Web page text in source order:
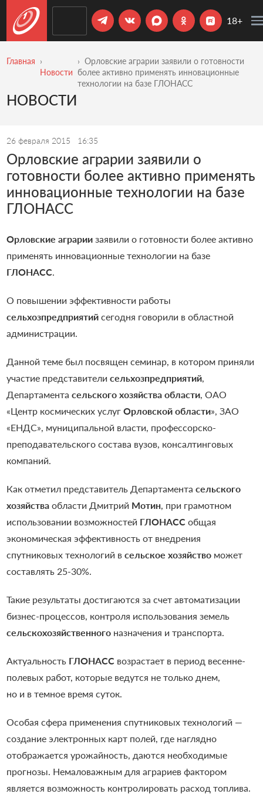
18+
Главная
Новости
Орловские аграрии заявили о готовности
более активно применять инновационные
технологии на базе ГЛОНАСС
НОВОСТИ
26 февраля 2015 16:35
Орловские аграрии заявили о
готовности более активно применять
инновационные технологии на базе
ГЛОНАСС
Орловские аграриизаявили о готовности более активно
применять инновационные технологии на базе
ГЛОНАСС
О повышении эффективности работы
сельхозпредприятийсегодня говорили в областной
администрации.
Данной теме был посвящен семинар, в котором приняли
участие представители сельхозпредприятий,
Департамента сельского хозяйства области, ОАО
«Центр космических услуг Орловской области», ЗАО
«ЕНДС», муниципальной власти, профессорско-
преподавательского состава вузов, консалтинговых
компаний.
Как отметил представитель Департамента сельского
хозяйстваобласти Дмитрий Мотин, при грамотном
использовании возможностей ГЛОНАСС общая
экономическая эффективность от внедрения
спутниковых технологий в сельское хозяйствоможет
составлять 25-30%.
Такие результаты достигаются за счет автоматизации
бизнес-процессов, контроля использования земель
сельскохозяйственногоназначения и транспорта.
Актуальность ГЛОНАСС возрастает в период весенне-
полевых работ, которые ведутся не только днем,
но и в темное время суток.
Особая сфера применения спутниковых технологий —
создание электронных карт полей, где наглядно
отображается урожайность, даются необходимые
прогнозы. Немаловажным для аграриев фактором
является возможность контролировать расход топлива.